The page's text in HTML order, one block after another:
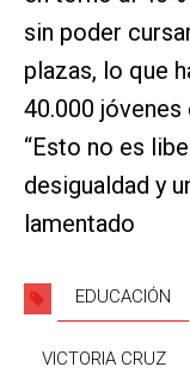
sin poder
plazas, lo que
40.000 jóvenes
“Esto no es
desigualdad y
lamentado
EDUCACIÓN
VICTORIA CRUZ